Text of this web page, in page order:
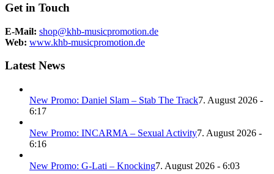
Get in Touch
E-Mail: shop@khb-musicpromotion.de
Web: www.khb-musicpromotion.de
Latest News
New Promo: Daniel Slam – Stab The Track7. August 2026 -
6:17
New Promo: INCARMA – Sexual Activity7. August 2026 -
6:16
New Promo: G-Lati – Knocking7. August 2026 - 6:03